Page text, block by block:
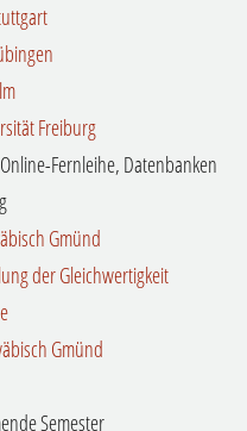
Freiburg
Fernleihe, Datenbanken
Gmünd
der Gleichwertigkeit
Gmünd
Semester